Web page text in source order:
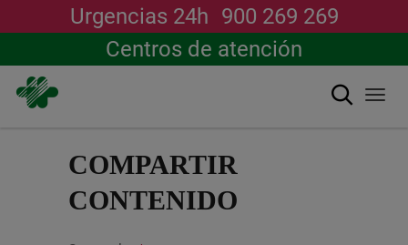
Urgencias 24h 900 269 269
Centros de atención
Buscar
COMPARTIR
CONTENIDO